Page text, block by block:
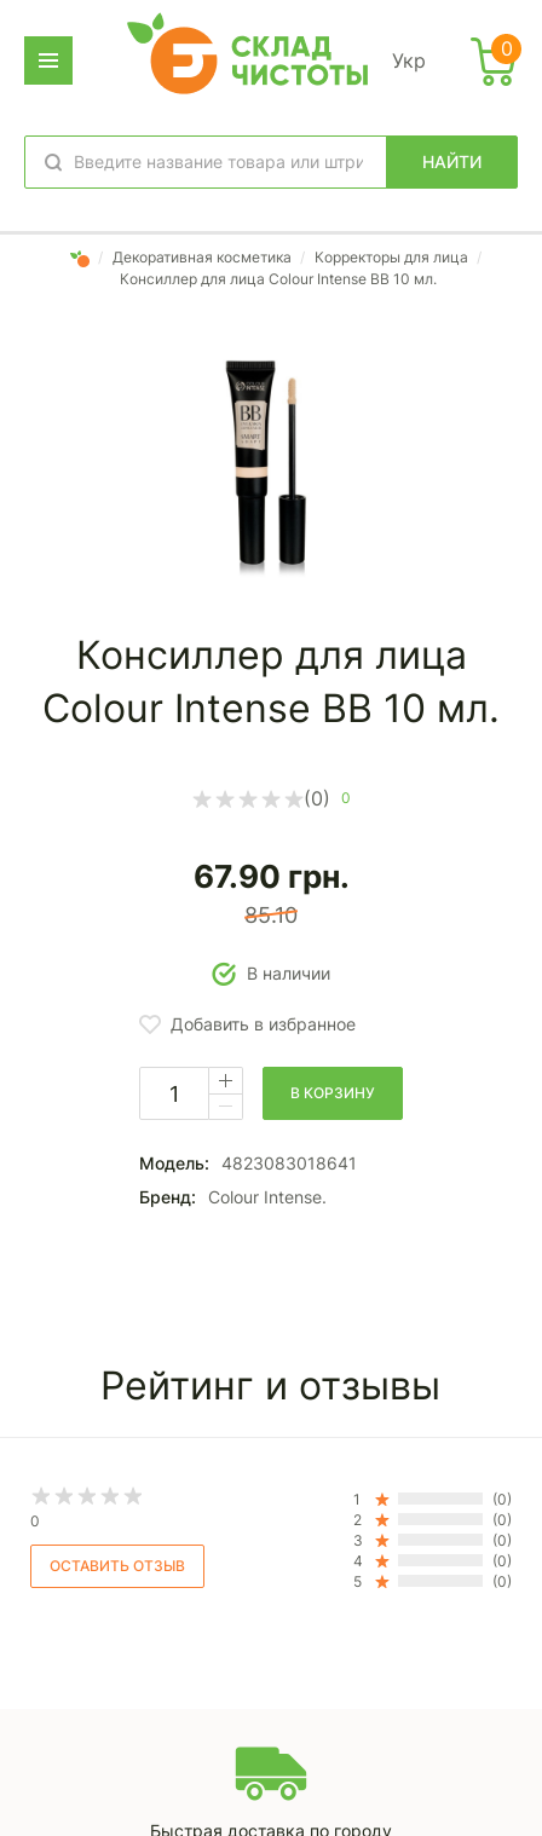
Укр
НАЙТИ
избранное вход
0
/ Декоративная косметика / Корректоры для лица /
Консиллер для лица Colour Intense BB 10 мл.
Консиллер для лица
Colour Intense BB 10 мл.
(0) 0
67.90 грн.
85.10
В наличии
Добавить в избранное
В КОРЗИНУ
Модель:
4823083018641
Бренд:
Colour Intense.
Рейтинг и отзывы
0
1
(0)
2
(0)
3
(0)
4
(0)
5
(0)
Быстрая доставка по городу